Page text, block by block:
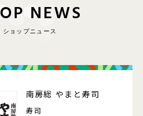
OP NEWS
ショップニュース
南房総 やまと寿司
寿司